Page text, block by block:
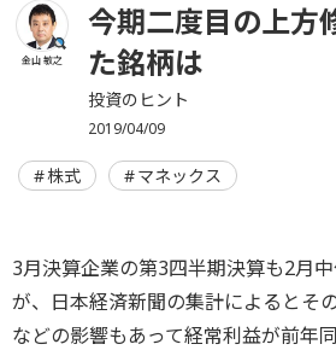
金山 敏之
今期二度目の上方
た銘柄は
投資のヒント
2019/04/09
株式 マネックス
3月決算企業の第3四半期決算も2月
が、日本経済新聞の集計によるとそ
などの影響もあって経常利益が前年